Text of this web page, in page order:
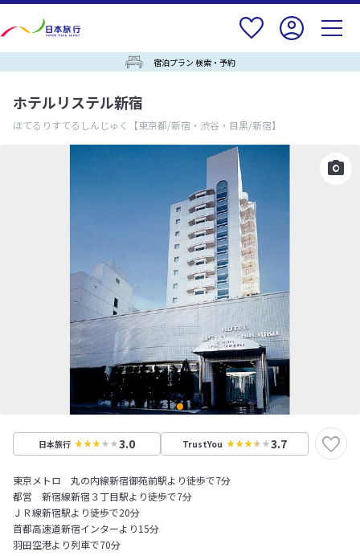
宿泊プラン 検索・予約
ホテルリステル新宿
ほてるりすてるしんじゅく 【東京都/新宿・渋谷・目黒/新宿】
日本旅行 3.0 TrustYou 3.7
東京メトロ 丸の内線新宿御苑前駅より徒歩で7分
都営 新宿線新宿３丁目駅より徒歩で7分
ＪＲ線新宿駅より徒歩で20分
首都高速道新宿インターより15分
羽田空港より列車で70分